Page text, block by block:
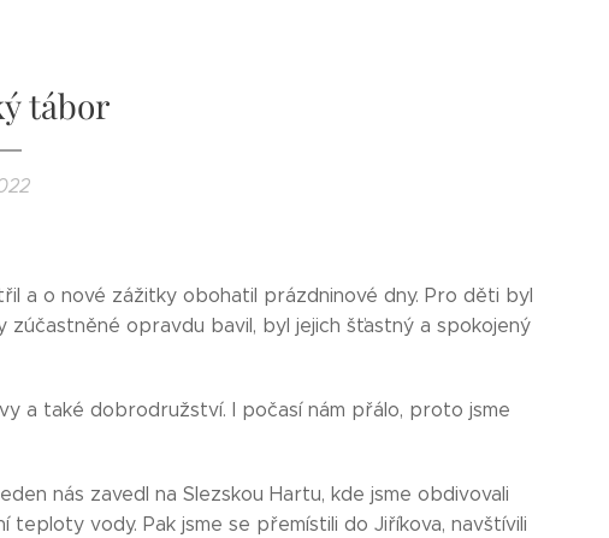
tábor
a o nové zážitky obohatil prázdninové dny. Pro děti byl
opravdu bavil, byl jejich šťastný a spokojený
a také dobrodružství. I počasí nám přálo, proto jsme
nás zavedl na Slezskou Hartu, kde jsme obdivovali
vody. Pak jsme se přemístili do Jiříkova, navštívili